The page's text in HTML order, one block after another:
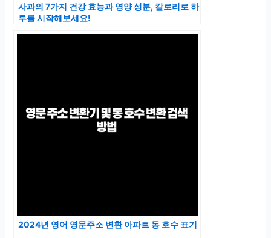
사과의 7가지 건강 효능과 영양 성분, 칼로리로 하
루를 시작해보세요!
2024년 영어 영문주소 변환 아파트 동 호수 표기